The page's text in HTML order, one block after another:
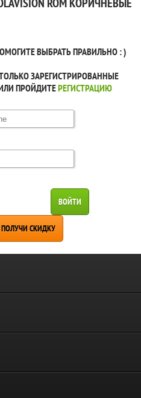
ВЫБРАТЬ ПРАВИЛЬНО : )
ЗАРЕГИСТРИРОВАННЫЕ
ПРОЙДИТЕРЕГИСТРАЦИЮ
ВОЙТИ
СКИДКУ